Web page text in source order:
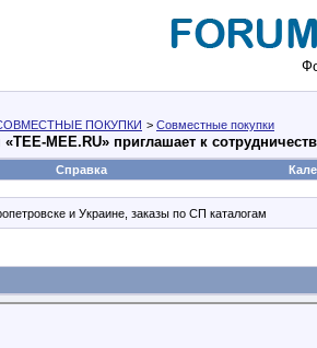
ПОКУПКИ > Совместные покупки
«TEE-MEE.RU» приглашает к
Справка
и Украине, заказы по СП каталогам